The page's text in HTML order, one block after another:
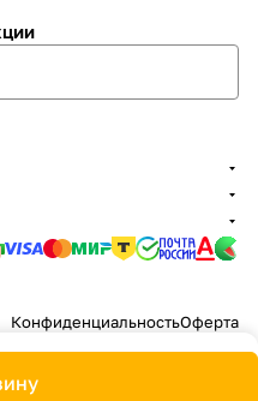
КонфиденциальностьОферта